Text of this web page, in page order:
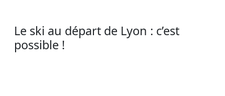
Le ski au départ de Lyon : c’est
possible !